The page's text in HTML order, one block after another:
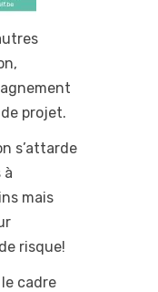
projet.
s’attarde
à
mais
risque!
cadre